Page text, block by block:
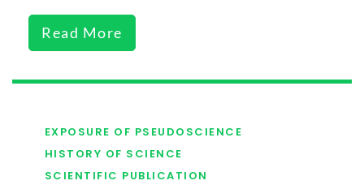
Read More
EXPOSURE OF PSEUDOSCIENCE
HISTORY OF SCIENCE
SCIENTIFIC PUBLICATION